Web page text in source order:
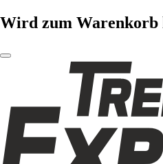
Wird zum Warenkorb